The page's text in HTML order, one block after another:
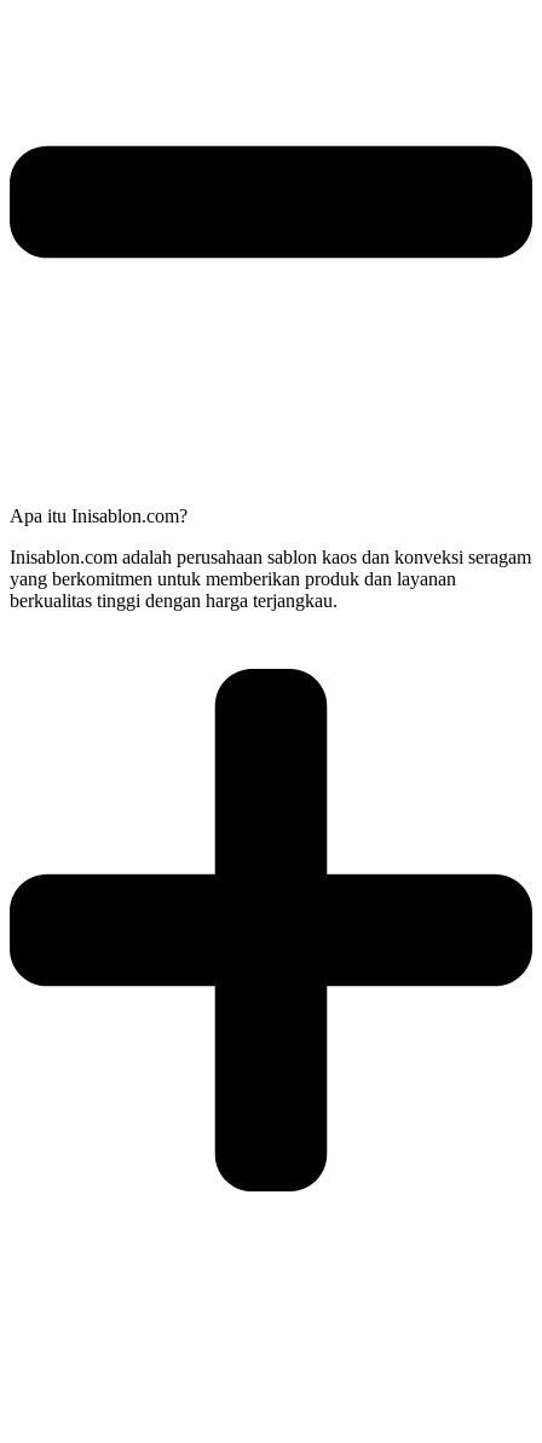
Apa itu Inisablon.com?
Inisablon.com adalah perusahaan sablon kaos dan konveksi seragam
yang berkomitmen untuk memberikan produk dan layanan
berkualitas tinggi dengan harga terjangkau.